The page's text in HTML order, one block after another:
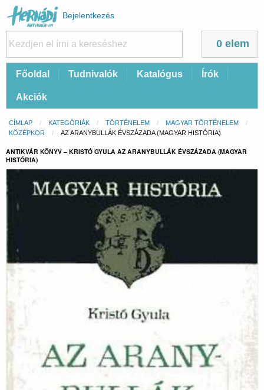
Felhasználói
fiók
menüje
Bejelentkezés
0 elem
FőFőoldal Tudnivalók Katalógus Írók
Akciók
Morzsa
CÍMLAP KATEGÓRIÁK TÖRTÉNELEM
MAGYAR TÖRTÉNELEM
KÖZÉPKOR
CURRENT:
AZ ARANYBULLÁK ÉVSZÁZADA (MAGYAR HISTÓRIA)
ANTIKVÁR KÖNYV – KRISTÓ GYULA AZ ARANYBULLÁK ÉVSZÁZADA (MAGYAR
HISTÓRIA)